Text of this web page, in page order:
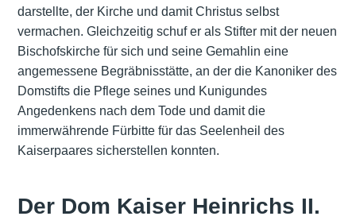
darstellte, der Kirche und damit Christus selbst
vermachen. Gleichzeitig schuf er als Stifter mit der neuen
Bischofskirche für sich und seine Gemahlin eine
angemessene Begräbnisstätte, an der die Kanoniker des
Domstifts die Pflege seines und Kunigundes
Angedenkens nach dem Tode und damit die
immerwährende Fürbitte für das Seelenheil des
Kaiserpaares sicherstellen konnten.
Der Dom Kaiser Heinrichs II.